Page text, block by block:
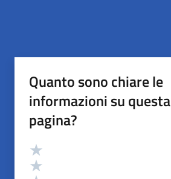
Quanto sono chiare le
informazioni su questa
pagina?
Valutazione